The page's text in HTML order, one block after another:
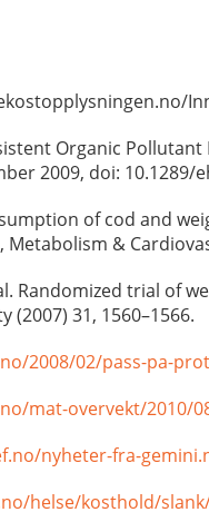
Organic
2009, doi: 10.1289/
of cod and
&
Randomized trial of
(2007) 31, 1560–1566.
2008/02/pass-pa-
mat-overvekt/2010/
nyheter-fra-
helse/kosthold/